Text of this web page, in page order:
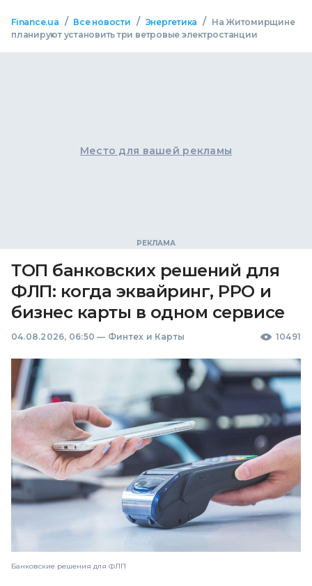
Finance.ua / Все новости / Энергетика /
На Житомирщине
планируют установить три ветровые электростанции
Место для вашей рекламы
ТОП банковских решений для
ФЛП: когда эквайринг, РРО и
бизнес карты в одном сервисе
04.08.2026, 06:50 — Финтех и Карты 10491
Банковские решения для ФЛП